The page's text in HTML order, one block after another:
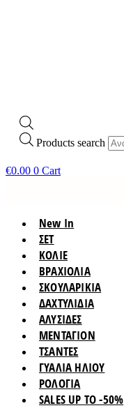
Products search
€0.00 0 Cart
New In
ΣΕΤ
ΚΟΛΙΕ
ΒΡΑΧΙΟΛΙΑ
ΣΚΟΥΛΑΡΙΚΙΑ
ΔΑΧΤΥΛΙΔΙΑ
ΑΛΥΣΙΔΕΣ
ΜΕΝΤΑΓΙΟΝ
ΤΣΑΝΤΕΣ
ΓΥΑΛΙΑ ΗΛΙΟΥ
ΡΟΛΟΓΙΑ
SALES UP TO -50%